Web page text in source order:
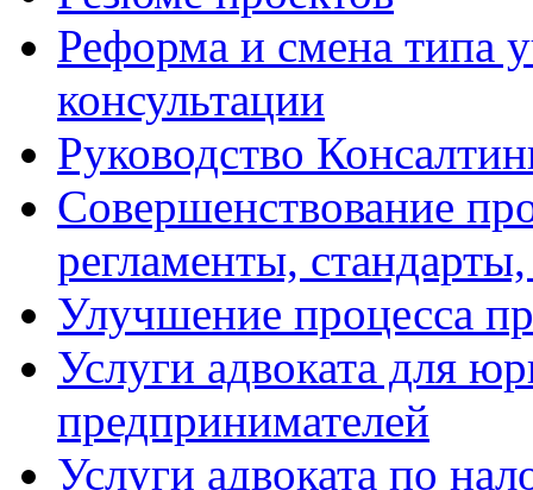
Реформа и смена типа
консультации
Руководство
Совершенствование
регламенты,
Улучшение процесса
Услуги адвоката для
предпринимателей
Услуги адвоката по